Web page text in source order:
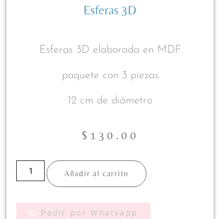
Esferas 3D
Esferas 3D elaborada en MDF
paquete con 3 piezas
12 cm de diámetro
$ 130.00
Añadir al carrito
Pedir por Whatsapp